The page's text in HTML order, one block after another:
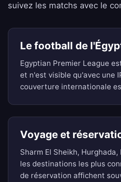
suivez les matchs avec le
Le football de
Egyptian Premier League
et n'est visible qu'avec une
couverture internationale
Voyage et
Sharm El Sheikh,
les destinations les plus
de réservation affichent